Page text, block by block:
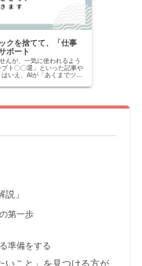
クを捨てて、「仕事
ポート
んが、一気に使われるよう
ト〇〇選」といった記事や
いえ、AIが「あくまでツー
」
第一歩
準備をする
いこと」を見つける方が